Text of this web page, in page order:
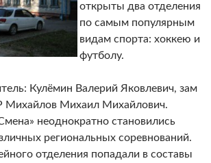
открыты два отделения
по самым популярным
видам спорта: хоккею и
футболу.
Кулёмин Валерий Яковлевич, зам
Михайлов Михаил Михайлович.
неоднократно становились
региональных соревнований.
отделения попадали в составы